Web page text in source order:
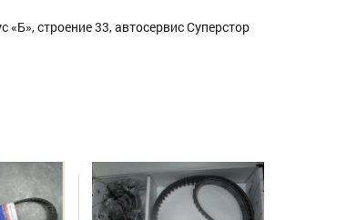
строение 33, автосервис Суперстор